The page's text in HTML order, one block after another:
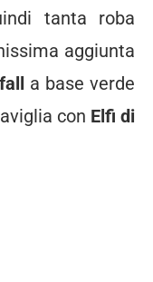
tanta roba
aggiunta
a base verde
con Elfi di